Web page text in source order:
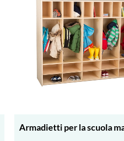
Armadietti per la scuola